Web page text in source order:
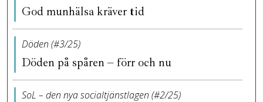
God munhälsa kräver tid
Döden (#3/25)
Döden på spåren – förr och nu
SoL – den nya socialtjänstlagen (#2/25)